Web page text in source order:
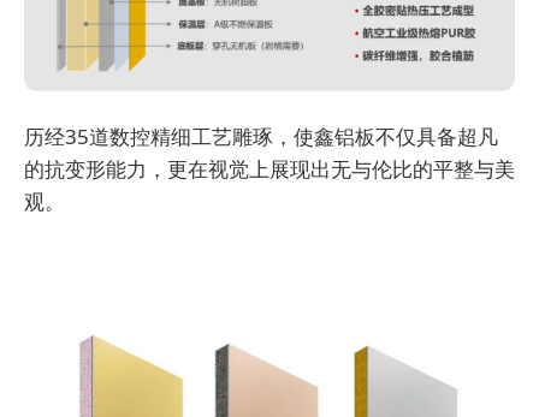
历经35道数控精细工艺雕琢，使鑫铝板不仅具备超凡
的抗变形能力，更在视觉上展现出无与伦比的平整与美
观。